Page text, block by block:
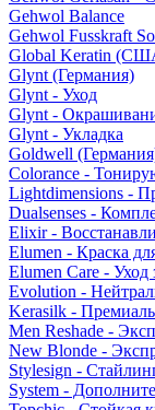
Gehwol Balance
Gehwol Fusskraft
Global Keratin
Glynt (Германия)
Glynt - Уход
Glynt -
Glynt - Укладка
Goldwell
Colorance -
Lightdimensions -
Dualsenses -
Elixir -
Elumen - Краска
Elumen Care - Уход
Evolution -
Kerasilk -
Men Reshade -
New Blonde -
Stylesign -
System -